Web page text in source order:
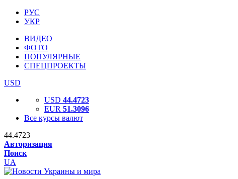
РУС
УКР
ВИДЕО
ФОТО
ПОПУЛЯРНЫЕ
СПЕЦПРОЕКТЫ
USD
USD 44.4723
EUR 51.3096
Все курсы валют
44.4723
Авторизация
Поиск
UA